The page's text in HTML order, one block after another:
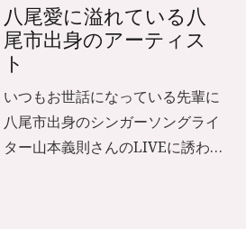
八尾愛に溢れている八
尾市出身のアーティス
ト
いつもお世話になっている先輩に
八尾市出身のシンガーソングライ
ター山本義則さんのLIVEに誘わ…